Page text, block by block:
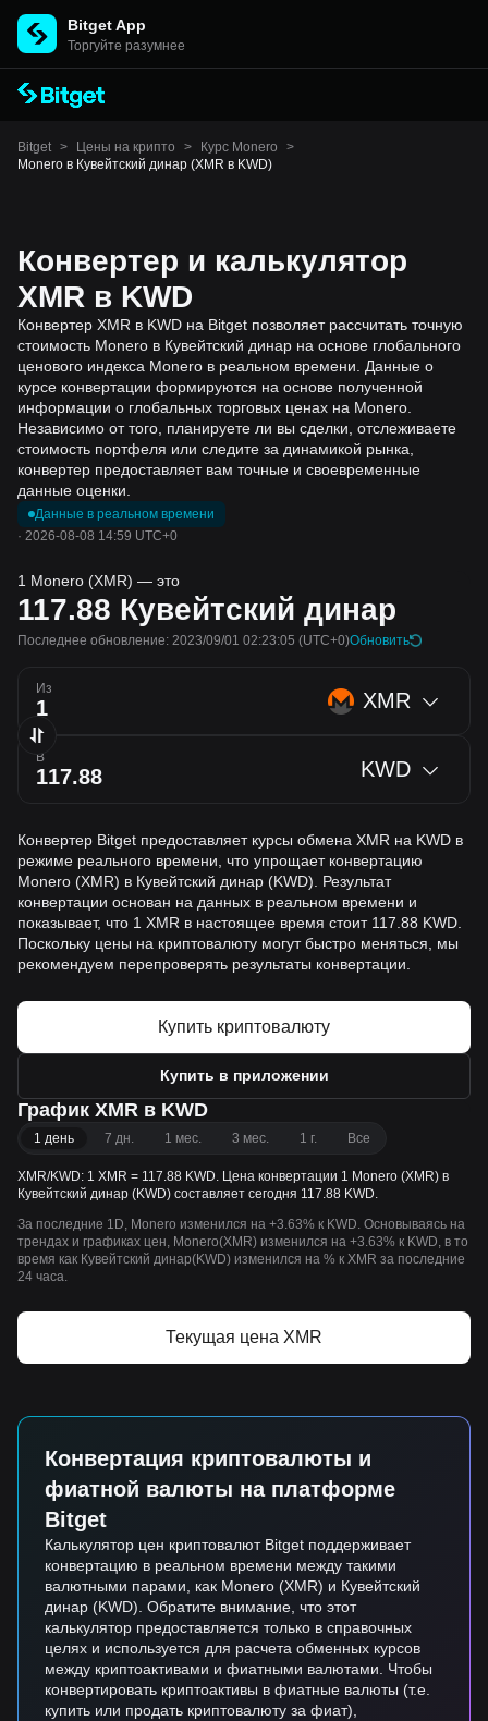
Bitget App
Торгуйте разумнее
Bitget > Цены на крипто > Курс Monero
>
Monero в Кувейтский динар (XMR в KWD)
Конвертер и калькулятор
XMR в KWD
Конвертер XMR в KWD на Bitget позволяет рассчитать точную
стоимость Monero в Кувейтский динар на основе глобального
ценового индекса Monero в реальном времени. Данные о
курсе конвертации формируются на основе полученной
информации о глобальных торговых ценах на Monero.
Независимо от того, планируете ли вы сделки, отслеживаете
стоимость портфеля или следите за динамикой рынка,
конвертер предоставляет вам точные и своевременные
данные оценки.
Данные в реальном времени
· 2026-08-08 14:59 UTC+0
1 Monero (XMR) — это
117.88 Кувейтский динар
Последнее обновление: 2023/09/01 02:23:05 (UTC+0)Обновить
Из XMR
В KWD
Конвертер Bitget предоставляет курсы обмена XMR на KWD в
режиме реального времени, что упрощает конвертацию
Monero (XMR) в Кувейтский динар (KWD). Результат
конвертации основан на данных в реальном времени и
показывает, что 1 XMR в настоящее время стоит 117.88 KWD.
Поскольку цены на криптовалюту могут быстро меняться, мы
рекомендуем перепроверять результаты конвертации.
Купить криптовалюту
Купить в приложении
График XMR в KWD
1 день 7 дн. 1 мес. 3 мес. 1 г. Все
XMR/KWD: 1 XMR = 117.88 KWD. Цена конвертации 1 Monero (XMR) в
Кувейтский динар (KWD) составляет сегодня 117.88 KWD.
За последние 1D, Monero изменился на +3.63% к KWD. Основываясь на
трендах и графиках цен, Monero(XMR) изменился на +3.63% к KWD, в то
время как Кувейтский динар(KWD) изменился на % к XMR за последние
24 часа.
Текущая цена XMR
Конвертация криптовалюты и
фиатной валюты на платформе
Bitget
Калькулятор цен криптовалют Bitget поддерживает
конвертацию в реальном времени между такими
валютными парами, как Monero (XMR) и Кувейтский
динар (KWD). Обратите внимание, что этот
калькулятор предоставляется только в справочных
целях и используется для расчета обменных курсов
между криптоактивами и фиатными валютами. Чтобы
конвертировать криптоактивы в фиатные валюты (т.е.
купить или продать криптовалюту за фиат),